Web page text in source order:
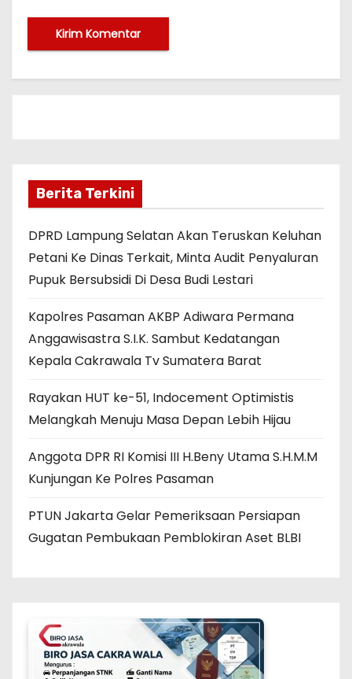
Berita Terkini
DPRD Lampung Selatan Akan Teruskan Keluhan
Petani Ke Dinas Terkait, Minta Audit Penyaluran
Pupuk Bersubsidi Di Desa Budi Lestari
Kapolres Pasaman AKBP Adiwara Permana
Anggawisastra S.I.K. Sambut Kedatangan
Kepala Cakrawala Tv Sumatera Barat
Rayakan HUT ke-51, Indocement Optimistis
Melangkah Menuju Masa Depan Lebih Hijau
Anggota DPR RI Komisi III H.Beny Utama S.H.M.M
Kunjungan Ke Polres Pasaman
PTUN Jakarta Gelar Pemeriksaan Persiapan
Gugatan Pembukaan Pemblokiran Aset BLBI